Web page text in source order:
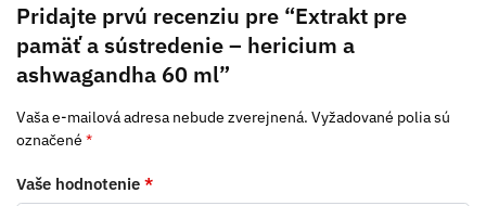
Pridajte prvú recenziu pre “Extrakt pre
pamäť a sústredenie –⁠⁠⁠⁠⁠⁠ hericium a
ashwagandha 60 ml”
Vaša e-mailová adresa nebude zverejnená. Vyžadované polia sú
označené *
Vaše hodnotenie *